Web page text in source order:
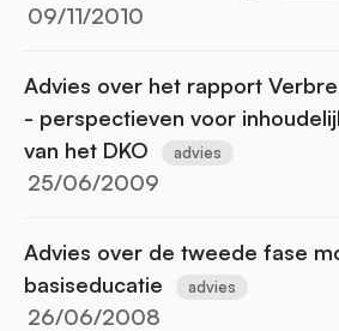
09/11/2010
Advies over het rapport
- perspectieven voor
van het DKO
advies
25/06/2009
Advies over de tweede fase
basiseducatie
advies
26/06/2008